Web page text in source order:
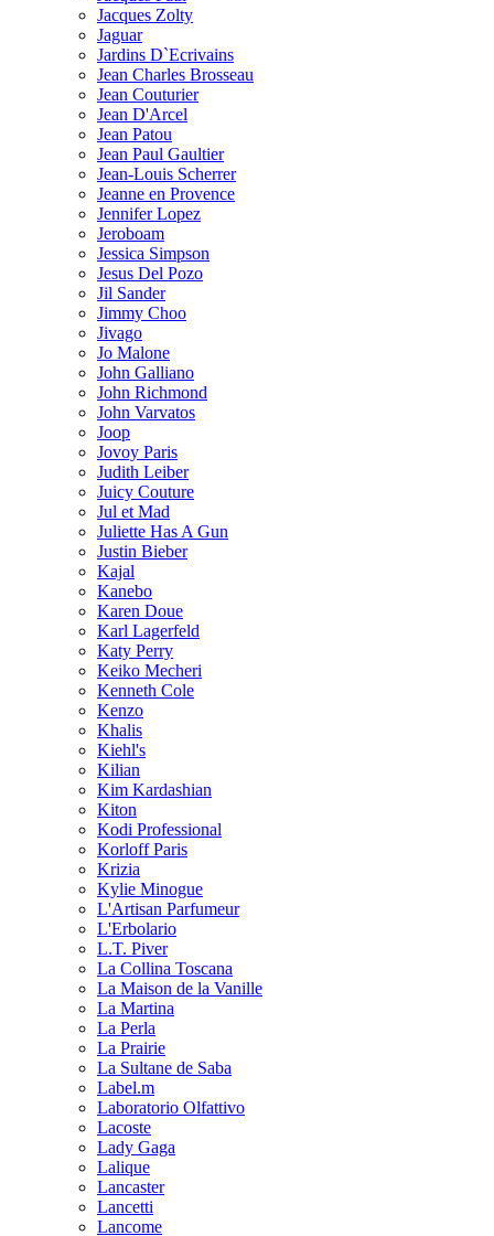
Jacques Zolty
Jaguar
Jardins D`Ecrivains
Jean Charles Brosseau
Jean Couturier
Jean D'Arcel
Jean Patou
Jean Paul Gaultier
Jean-Louis Scherrer
Jeanne en Provence
Jennifer Lopez
Jeroboam
Jessica Simpson
Jesus Del Pozo
Jil Sander
Jimmy Choo
Jivago
Jo Malone
John Galliano
John Richmond
John Varvatos
Joop
Jovoy Paris
Judith Leiber
Juicy Couture
Jul et Mad
Juliette Has A Gun
Justin Bieber
Kajal
Kanebo
Karen Doue
Karl Lagerfeld
Katy Perry
Keiko Mecheri
Kenneth Cole
Kenzo
Khalis
Kiehl's
Kilian
Kim Kardashian
Kiton
Kodi Professional
Korloff Paris
Krizia
Kylie Minogue
L'Artisan Parfumeur
L'Erbolario
L.T. Piver
La Collina Toscana
La Maison de la Vanille
La Martina
La Perla
La Prairie
La Sultane de Saba
Label.m
Laboratorio Olfattivo
Lacoste
Lady Gaga
Lalique
Lancaster
Lancetti
Lancome